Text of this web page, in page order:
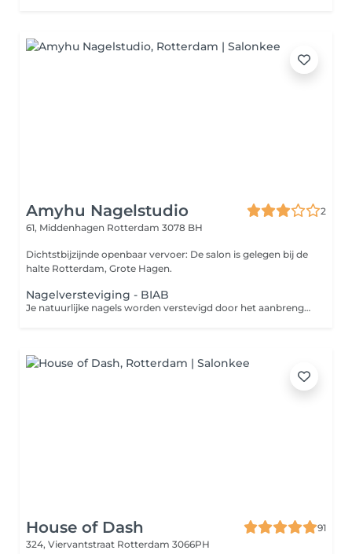
Amyhu Nagelstudio
2
61, Middenhagen Rotterdam 3078 BH
Dichtstbijzijnde openbaar vervoer: De salon is gelegen bij de
halte Rotterdam, Grote Hagen.
Nagelversteviging - BIAB
Je natuurlijke nagels worden verstevigd door het aanbrengen van een set kunstnagels. Je nagels worden hierbij niet verlengd met tips.
House of Dash
91
324, Viervantstraat Rotterdam 3066PH